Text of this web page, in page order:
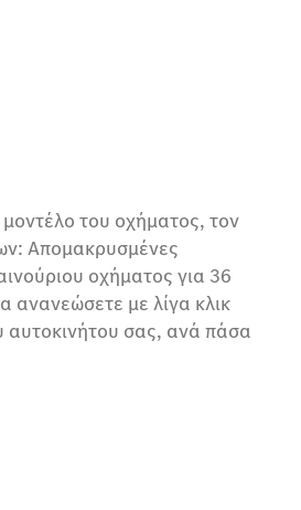
του οχήματος, τον
Απομακρυσμένες
οχήματος για 36
ανανεώσετε με λίγα κλικ
αυτοκινήτου σας, ανά πάσα